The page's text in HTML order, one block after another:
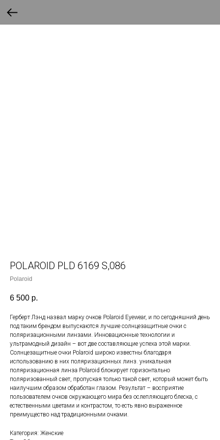
POLAROID PLD 6169 S,086
Polaroid
6 500 р.
Герберт Лэнд назвал марку очков Polaroid Eyewear, и по сегодняшний день
под таким брендом выпускаются лучшие солнцезащитные очки с
поляризационными линзами. Инновационные технологии и
ультрамодный дизайн – вот две составляющие успеха этой марки.
Солнцезащитные очки Polaroid широко известны благодаря
использованию в них поляризационных линз. уникальная
поляризационная линза Polaroid блокирует горизонтально
поляризованный свет, пропуская только такой свет, который может быть
наилучшим образом обработан глазом. Результат – восприятие
пользователем очков окружающего мира без ослепляющего блеска, с
естественными цветами и контрастом, то есть явно выраженное
преимущество над традиционными очками.
Категория: Женские